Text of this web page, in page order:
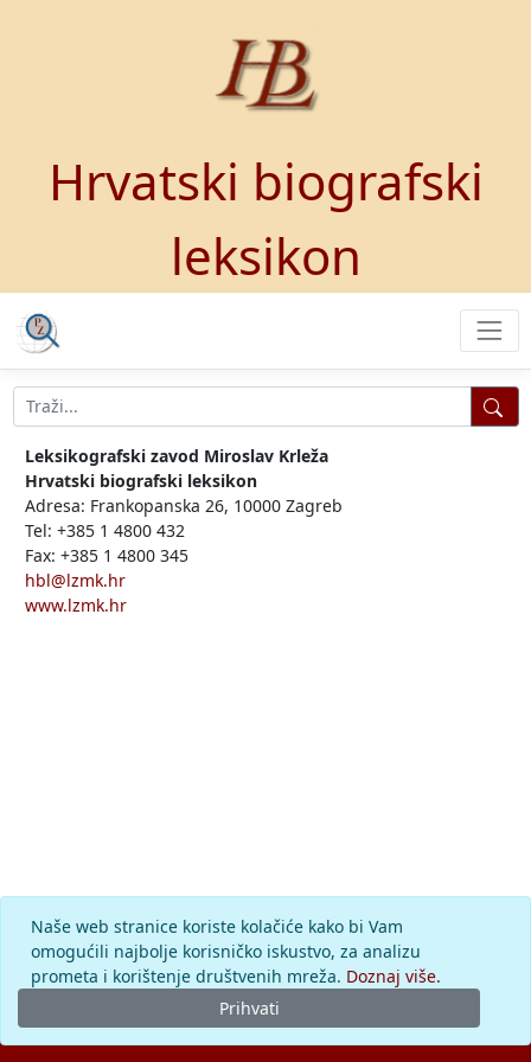
Hrvatski biografski
leksikon
Leksikografski zavod Miroslav Krleža
Hrvatski biografski leksikon
Adresa: Frankopanska 26, 10000 Zagreb
Tel: +385 1 4800 432
Fax: +385 1 4800 345
hbl@lzmk.hr
www.lzmk.hr
Naše web stranice koriste kolačiće kako bi Vam
omogućili najbolje korisničko iskustvo, za analizu
prometa i korištenje društvenih mreža. Doznaj više.
Prihvati
© 2026.Leksikografski zavodMiroslav Krleža